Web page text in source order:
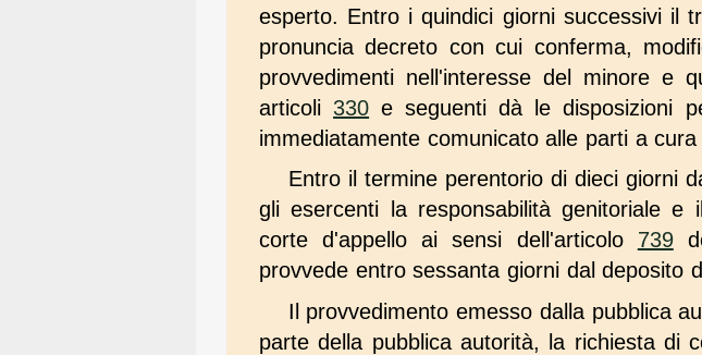
esperto. Entro i quindici giorni successivi il
pronuncia decreto con cui conferma,
provvedimenti nell'interesse del minore e
articoli 330 e seguenti dà le disposizioni
immediatamente comunicato alle parti a
Entro il termine perentorio di dieci giorni
gli esercenti la responsabilità genitoriale e
corte d'appello ai sensi dell'articolo 739
provvede entro sessanta giorni dal deposito
Il provvedimento emesso dalla pubblica
parte della pubblica autorità, la richiesta di